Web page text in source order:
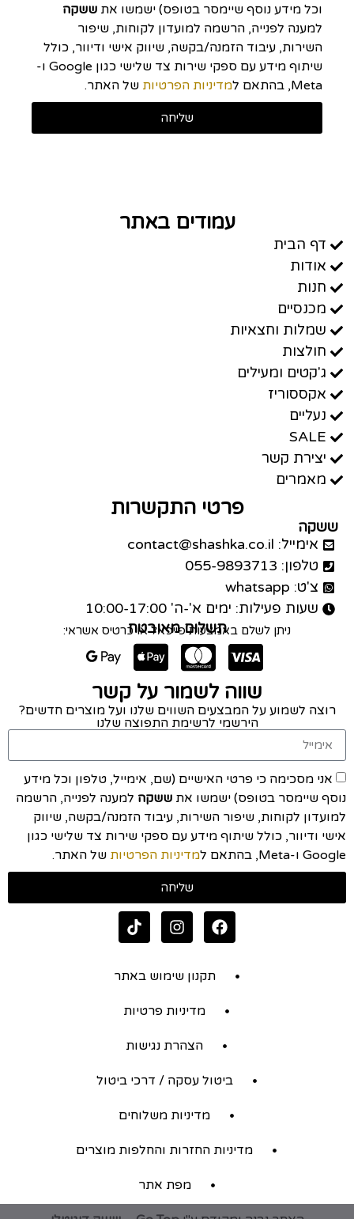
וכל מידע נוסף שיימסר בטופס) ישמשו את ששקה
למענה לפנייה, הרשמה למועדון לקוחות, שיפור
השירות, עיבוד הזמנה/בקשה, שיווק אישי ודיוור, כולל
שיתוף מידע עם ספקי שירות צד שלישי כגון Google ו-
Meta, בהתאם ל
מדיניות הפרטיות של האתר.
שליחה
עמודים באתר
דף הבית
אודות
חנות
מכנסיים
שמלות וחצאיות
חולצות
ג'קטים ומעילים
אקססוריז
נעליים
SALE
יצירת קשר
מאמרים
פרטי התקשרות
ששקה
אימייל: contact@shashka.co.il
טלפון: 055-9893713
צ'ט: whatsapp
שעות פעילות: ימים א'-ה' 10:00-17:00
תשלום מאובטח
ניתן לשלם באמצעות פייפאל או כרטיס אשראי:
שווה לשמור על קשר
רוצה לשמוע על המבצעים השווים שלנו ועל מוצרים חדשים?
הירשמי לרשימת התפוצה שלנו
אני מסכימה כי פרטי האישיים (שם, אימייל, טלפון וכל מידע
נוסף שיימסר בטופס) ישמשו את ששקה למענה לפנייה, הרשמה
למועדון לקוחות, שיפור השירות, עיבוד הזמנה/בקשה, שיווק
אישי ודיוור, כולל שיתוף מידע עם ספקי שירות צד שלישי כגון
Google ו-Meta, בהתאם ל
מדיניות הפרטיות של האתר.
שליחה
תקנון שימוש באתר
מדיניות פרטיות
הצהרת נגישות
ביטול עסקה / דרכי ביטול
מדיניות משלוחים
מדיניות החזרות והחלפות מוצרים
מפת אתר